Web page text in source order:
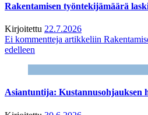
Rakentamisen työntekijämäärä
Kirjoitettu 22.7.2026
Ei kommentteja artikkeliin
edelleen
Asiantuntija: Kustannusohjauksen